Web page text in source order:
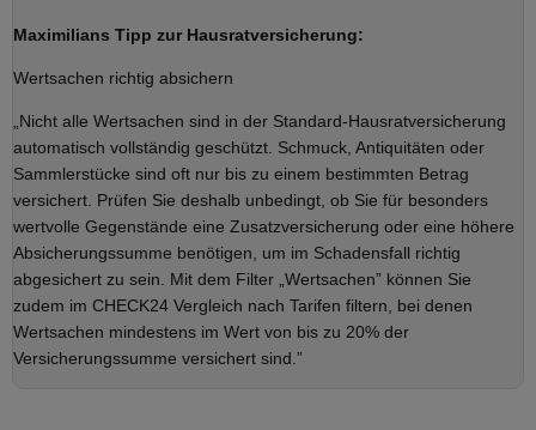
Maximilians Tipp zur Hausratversicherung:
Wertsachen richtig absichern
„Nicht alle Wertsachen sind in der Standard-Hausratversicherung
automatisch vollständig geschützt. Schmuck, Antiquitäten oder
Sammlerstücke sind oft nur bis zu einem bestimmten Betrag
versichert. Prüfen Sie deshalb unbedingt, ob Sie für besonders
wertvolle Gegenstände eine Zusatzversicherung oder eine höhere
Absicherungssumme benötigen, um im Schadensfall richtig
abgesichert zu sein. Mit dem Filter „Wertsachen” können Sie
zudem im CHECK24 Vergleich nach Tarifen filtern, bei denen
Wertsachen mindestens im Wert von bis zu 20% der
Versicherungssumme versichert sind.”